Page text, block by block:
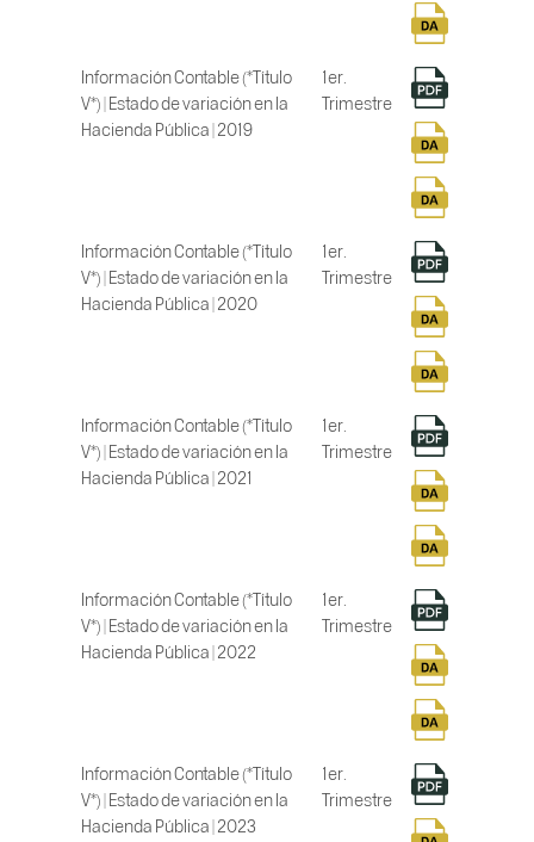
Información Contable (*Título
V*) | Estado de variación en la
Hacienda Pública | 2019
1er.
Trimestre
Información Contable (*Título
V*) | Estado de variación en la
Hacienda Pública | 2020
1er.
Trimestre
Información Contable (*Título
V*) | Estado de variación en la
Hacienda Pública | 2021
1er.
Trimestre
Información Contable (*Título
V*) | Estado de variación en la
Hacienda Pública | 2022
1er.
Trimestre
Información Contable (*Título
V*) | Estado de variación en la
Hacienda Pública | 2023
1er.
Trimestre